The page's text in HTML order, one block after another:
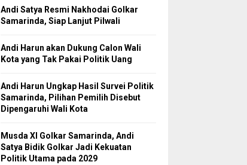
Andi Satya Resmi Nakhodai Golkar
Samarinda, Siap Lanjut Pilwali
Andi Harun akan Dukung Calon Wali
Kota yang Tak Pakai Politik Uang
Andi Harun Ungkap Hasil Survei Politik
Samarinda, Pilihan Pemilih Disebut
Dipengaruhi Wali Kota
Musda XI Golkar Samarinda, Andi
Satya Bidik Golkar Jadi Kekuatan
Politik Utama pada 2029